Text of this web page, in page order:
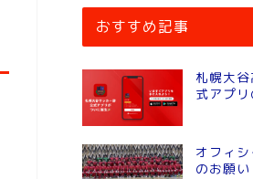
おすすめ記事
札幌大
式アプ
オフィ
のお願い